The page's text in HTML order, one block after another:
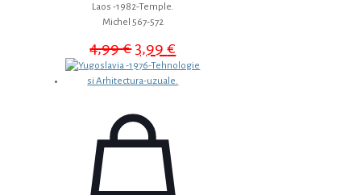
Laos -1982-Temple.
Michel 567-572
4,99€ Prețul
inițial
a
3,99€
curent